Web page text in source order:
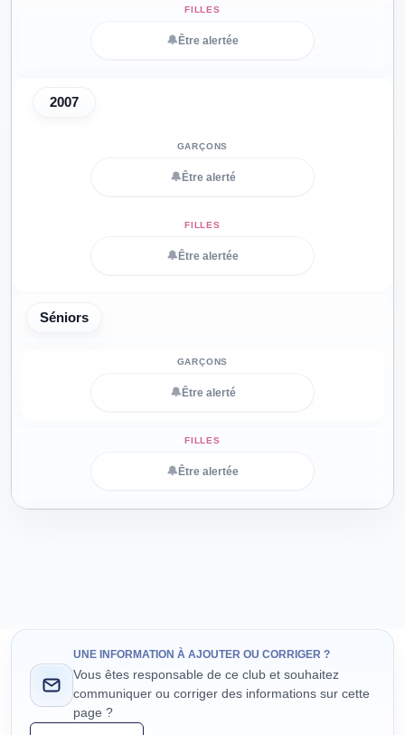
🔔 Être alertée
2007
🔔 Être alerté
🔔 Être alertée
Séniors
🔔 Être alerté
🔔 Être alertée
UNE INFORMATION À AJOUTER OU CORRIGER ?
Vous êtes responsable de ce club et souhaitez
communiquer ou corriger des informations sur cette
page ?